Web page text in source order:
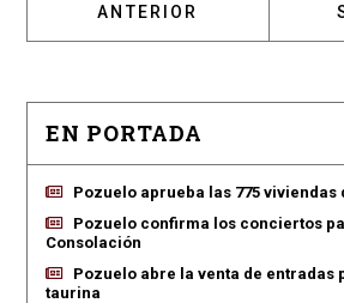
ARTÍCULO ANTERIOR:
ANTERIOR
EN PORTADA
Pozuelo aprueba las 775 viviendas
Pozuelo confirma los conciertos
Consolación
Pozuelo abre la venta de entradas
taurina